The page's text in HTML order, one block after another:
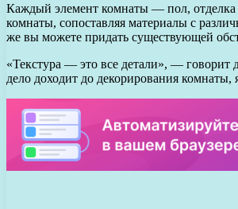
Каждый элемент комнаты — пол, отделка
комнаты, сопоставляя материалы с
же вы можете придать существующей
«Текстура — это все детали», — говорит
дело доходит до декорирования